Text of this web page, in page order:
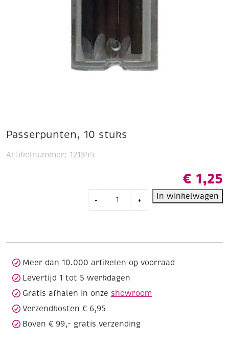
Passerpunten, 10 stuks
€ 1,25
- + In winkelwagen
Artikelnummer: 121344
Meer dan 10.000 artikelen op voorraad
Levertijd 1 tot 5 werkdagen
Gratis afhalen in onze showroom
Verzendkosten € 6,95
Boven € 99,- gratis verzending